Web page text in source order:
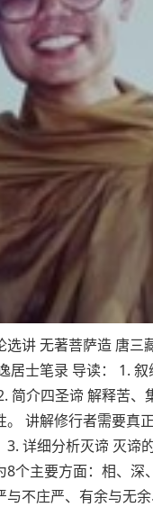
选讲 无著菩萨造 唐三
居士笔录 导读： 1.
简介四圣谛 解释苦、
讲解修行者需要真
3. 详细分析灭谛 灭谛
8个主要方面：相、深
不庄严、有余与无余